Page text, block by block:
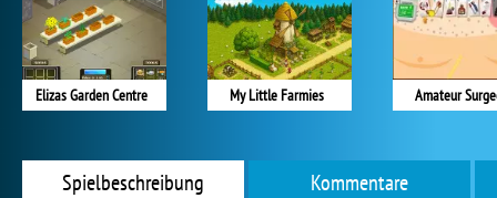
Elizas Garden Centre My Little Farmies Amateur
Spielbeschreibung Kommentare